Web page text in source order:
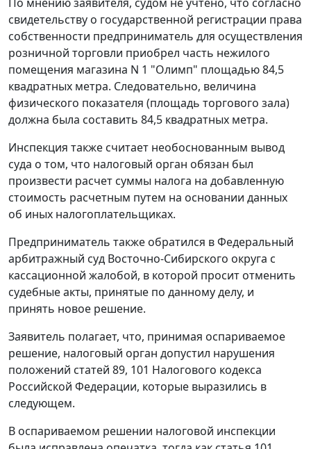
По мнению заявителя, судом не учтено, что согласно
свидетельству о государственной регистрации права
собственности предприниматель для осуществления
розничной торговли приобрел часть нежилого
помещения магазина N 1 "Олимп" площадью 84,5
квадратных метра. Следовательно, величина
физического показателя (площадь торгового зала)
должна была составить 84,5 квадратных метра.
Инспекция также считает необоснованным вывод
суда о том, что налоговый орган обязан был
произвести расчет суммы налога на добавленную
стоимость расчетным путем на основании данных
об иных налогоплательщиках.
Предприниматель также обратился в Федеральный
арбитражный суд Восточно-Сибирского округа с
кассационной жалобой, в которой просит отменить
судебные акты, принятые по данному делу, и
принять новое решение.
Заявитель полагает, что, принимая оспариваемое
решение, налоговый орган допустил нарушения
положений статей 89, 101 Налогового кодекса
Российской Федерации, которые выразились в
следующем.
В оспариваемом решении налоговой инспекции